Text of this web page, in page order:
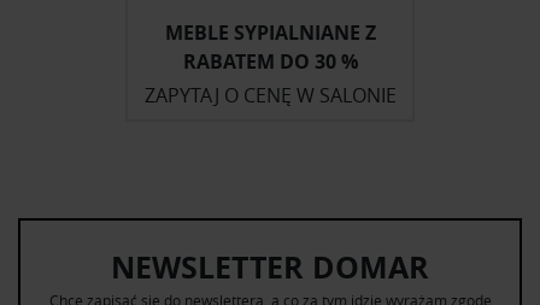
MEBLE SYPIALNIANE Z
RABATEM DO 30 %
ZAPYTAJ O CENĘ W SALONIE
NEWSLETTER DOMAR
Chcę zapisać się do newslettera, a co za tym idzie wyrażam zgodę